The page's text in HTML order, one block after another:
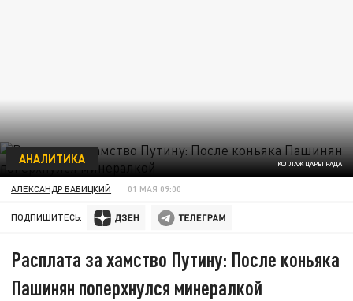
КОЛЛАЖ ЦАРЬГРАДА
АНАЛИТИКА
АЛЕКСАНДР БАБИЦКИЙ 01 МАЯ 09:00
ПОДПИШИТЕСЬ:
Расплата за хамство Путину: После коньяка
Пашинян поперхнулся минералкой